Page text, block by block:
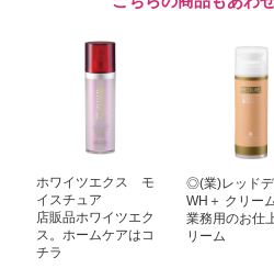
ホワイツエクス モ
イスチュア
店販品ホワイツエク
ス。ホームケアはコ
チラ
◎(業)レッド
WH＋ クリー
業務用のお仕
リーム